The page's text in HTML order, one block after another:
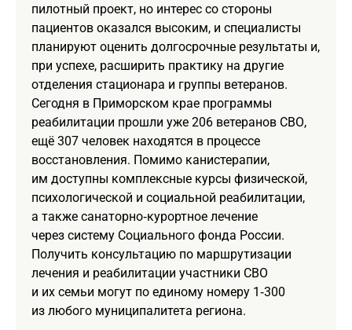
пилотный проект, но интерес со стороны
пациентов оказался высоким, и специалисты
планируют оценить долгосрочные результаты и,
при успехе, расширить практику на другие
отделения стационара и группы ветеранов.
Сегодня в Приморском крае программы
реабилитации прошли уже 206 ветеранов СВО,
ещё 307 человек находятся в процессе
восстановления. Помимо канистерапии,
им доступны комплексные курсы физической,
психологической и социальной реабилитации,
а также санаторно‑курортное лечение
через систему Социального фонда России.
Получить консультацию по маршрутизации
лечения и реабилитации участники СВО
и их семьи могут по единому номеру 1‑300
из любого муниципалитета региона.